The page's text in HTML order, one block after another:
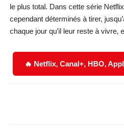
le plus total. Dans cette série
cependant déterminés à tirer,
chaque jour qu’il leur reste à vivre,
🔥 Netflix, Canal+, HBO,